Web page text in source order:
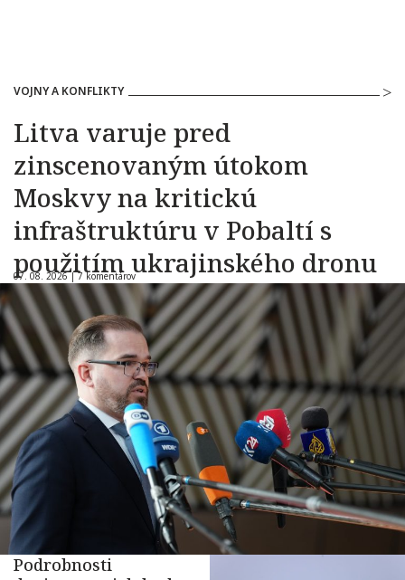
VOJNY A KONFLIKTY
Litva varuje pred
zinscenovaným útokom
Moskvy na kritickú
infraštruktúru v Pobaltí s
použitím ukrajinského dronu
07. 08. 2026 |7 komentárov
Podrobnosti